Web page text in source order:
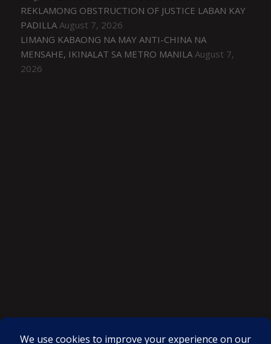
REKLAMONG OBSTRUCTION OF JUSTICE LABAN KAY
PADILLA August 7, 2026
LIMANG KABAONG NA MAY ANTI-CHINA NA
MENSAHE, IKINALAT SA METRO MANILA August 7,
2026